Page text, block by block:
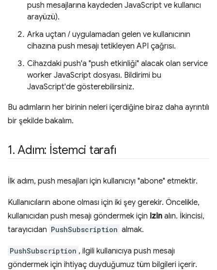
push mesajlarına kaydeden JavaScript ve kullanıcı
arayüzü).
Arka uçtan / uygulamadan gelen ve kullanıcının
cihazına push mesajı tetikleyen API çağrısı.
Cihazdaki push'a "push etkinliği" alacak olan service
worker JavaScript dosyası. Bildirimi bu
JavaScript'de gösterebilirsiniz.
Bu adımların her birinin neleri içerdiğine biraz daha ayrıntılı
bir şekilde bakalım.
1. Adım: İstemci tarafı
İlk adım, push mesajları için kullanıcıyı "abone" etmektir.
Kullanıcıların abone olması için iki şey gerekir. Öncelikle,
kullanıcıdan push mesajı göndermek için izin alın. İkincisi,
tarayıcıdan PushSubscription almak.
PushSubscription , ilgili kullanıcıya push mesajı
göndermek için ihtiyaç duyduğumuz tüm bilgileri içerir.